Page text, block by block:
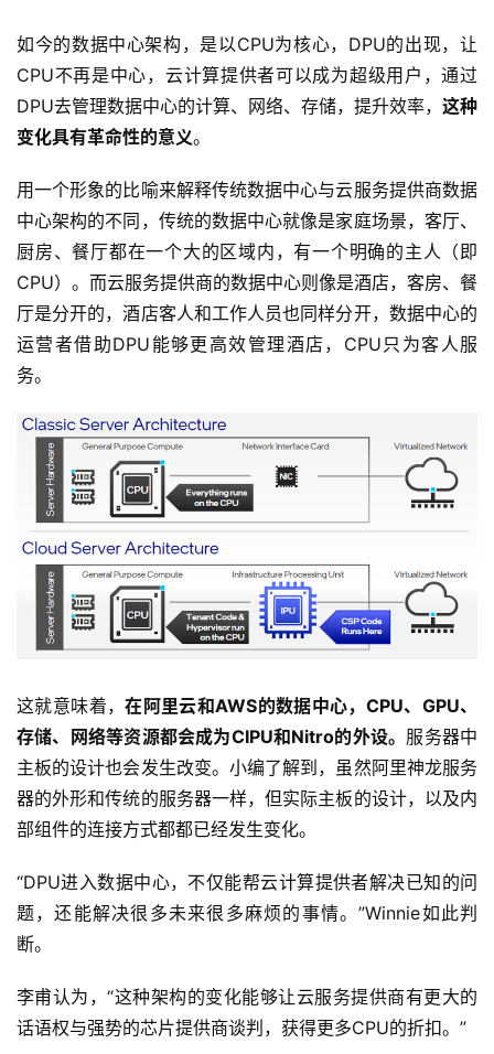
如今的数据中心架构，是以CPU为核心，DPU的出现，让
CPU不再是中心，云计算提供者可以成为超级用户，通过
DPU去管理数据中心的计算、网络、存储，提升效率， 这种
变化具有革命性的意义。
用一个形象的比喻来解释传统数据中心与云服务提供商数据
中心架构的不同，传统的数据中心就像是家庭场景，客厅、
厨房、餐厅都在一个大的区域内，有一个明确的主人（即
CPU）。而云服务提供商的数据中心则像是酒店，客房、餐
厅是分开的，酒店客人和工作人员也同样分开，数据中心的
运营者借助DPU能够更高效管理酒店，CPU只为客人服
务。
这就意味着，在阿里云和AWS的数据中心，CPU、GPU、
存储、网络等资源都会成为CIPU和Nitro的外设。 服务器中
主板的设计也会发生改变。小编了解到，虽然阿里神龙服务
器的外形和传统的服务器一样，但实际主板的设计，以及内
部组件的连接方式都都已经发生变化。
“DPU进入数据中心，不仅能帮云计算提供者解决已知的问
题，还能解决很多未来很多麻烦的事情。”Winnie如此判
断。
李甫认为，“这种架构的变化能够让云服务提供商有更大的
话语权与强势的芯片提供商谈判，获得更多CPU的折扣。”